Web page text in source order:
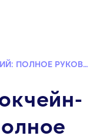
РАЗРАБОТКА БЛОКЧЕЙН-ПРИЛОЖЕНИЙ: ПОЛНОЕ РУКОВОДСТВО